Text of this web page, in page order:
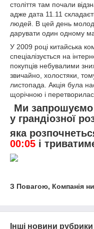
століття там почали
адже дата 11.11
людей. В цей день
дарувати один одному
У 2009 році китайська
спеціалізується на
покупців небувалими
звичайно, холостяки,
листопада. Акція була
щорічною і
Ми запрошуємо
у грандіозної
яка
00:05 і
З Повагою, Компанія
Інші новини рубрики